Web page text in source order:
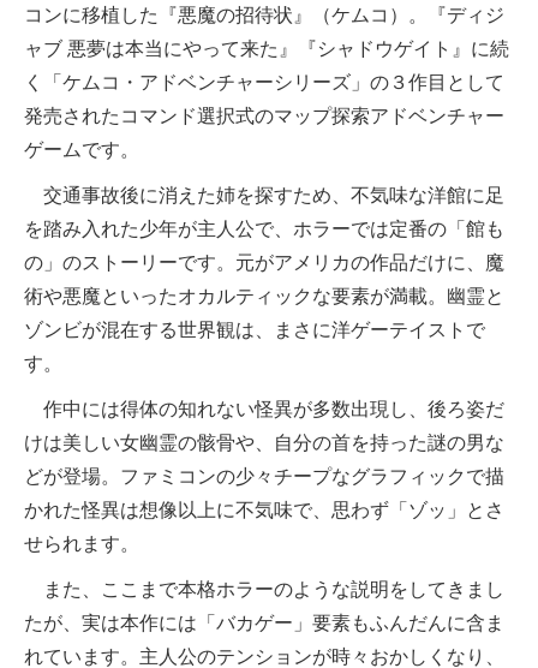
コンに移植した『悪魔の招待状』（ケムコ）。『ディジ
ャブ 悪夢は本当にやって来た』『シャドウゲイト』に続
く「ケムコ・アドベンチャーシリーズ」の３作目として
発売されたコマンド選択式のマップ探索アドベンチャー
ゲームです。
交通事故後に消えた姉を探すため、不気味な洋館に足
を踏み入れた少年が主人公で、ホラーでは定番の「館も
の」のストーリーです。元がアメリカの作品だけに、魔
術や悪魔といったオカルティックな要素が満載。幽霊と
ゾンビが混在する世界観は、まさに洋ゲーテイストで
す。
作中には得体の知れない怪異が多数出現し、後ろ姿だ
けは美しい女幽霊の骸骨や、自分の首を持った謎の男な
どが登場。ファミコンの少々チープなグラフィックで描
かれた怪異は想像以上に不気味で、思わず「ゾッ」とさ
せられます。
また、ここまで本格ホラーのような説明をしてきまし
たが、実は本作には「バカゲー」要素もふんだんに含ま
れています。主人公のテンションが時々おかしくなり、